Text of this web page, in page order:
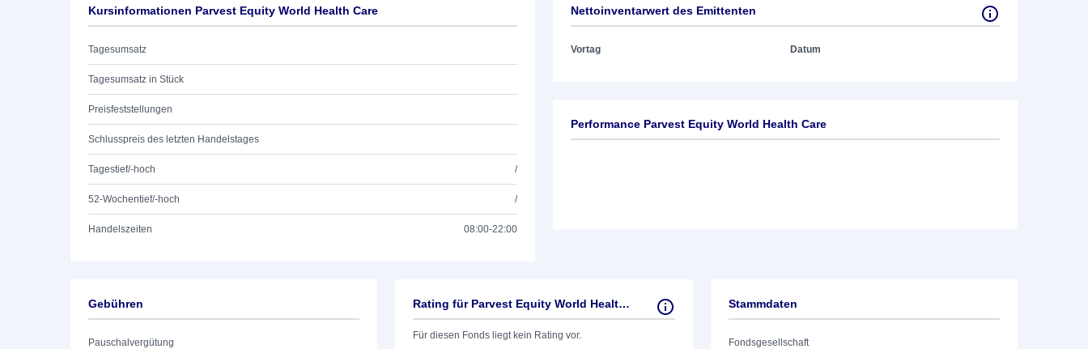
Kursinformationen Parvest Equity World Health Care
Tagesumsatz
Tagesumsatz in Stück
Preisfeststellungen
Schlusspreis des letzten Handelstages
Tagestief/-hoch /
52-Wochentief/-hoch /
Handelszeiten 08:00-22:00
Nettoinventarwert des Emittenten
Vortag Datum
Performance Parvest Equity World Health Care
Gebühren
Pauschalvergütung
Rating für Parvest Equity World Health Care
Für diesen Fonds liegt kein Rating vor.
Stammdaten
Fondsgesellschaft